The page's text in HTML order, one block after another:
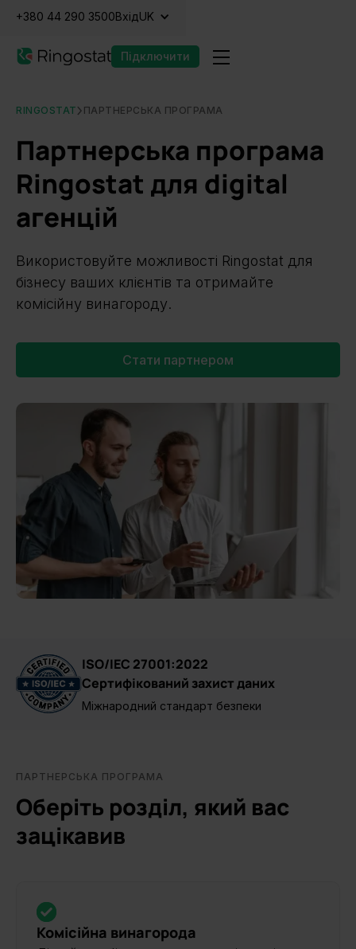
+380 44 290 3500ВхідUK
Підключити
RINGOSTAT ПАРТНЕРСЬКА ПРОГРАМА
Партнерська програма
Ringostat для digital
агенцій
Використовуйте можливості Ringostat для
бізнесу ваших клієнтів та отримайте
комісійну винагороду.
Стати партнером
ISO/IEC 27001:2022
Сертифікований захист даних
Міжнародний стандарт безпеки
ПАРТНЕРСЬКА ПРОГРАМА
Оберіть розділ, який вас
зацікавив
Комісійна винагорода